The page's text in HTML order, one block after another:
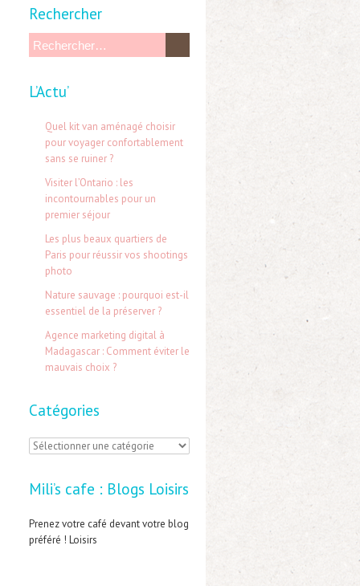
Rechercher
L’Actu’
Quel kit van aménagé choisir
pour voyager confortablement
sans se ruiner ?
Visiter l’Ontario : les
incontournables pour un
premier séjour
Les plus beaux quartiers de
Paris pour réussir vos shootings
photo
Nature sauvage : pourquoi est-il
essentiel de la préserver ?
Agence marketing digital à
Madagascar : Comment éviter le
mauvais choix ?
Catégories
C
t
é
g
Mili’s cafe : Blogs Loisirs
Prenez votre café devant votre blog
préféré ! Loisirs